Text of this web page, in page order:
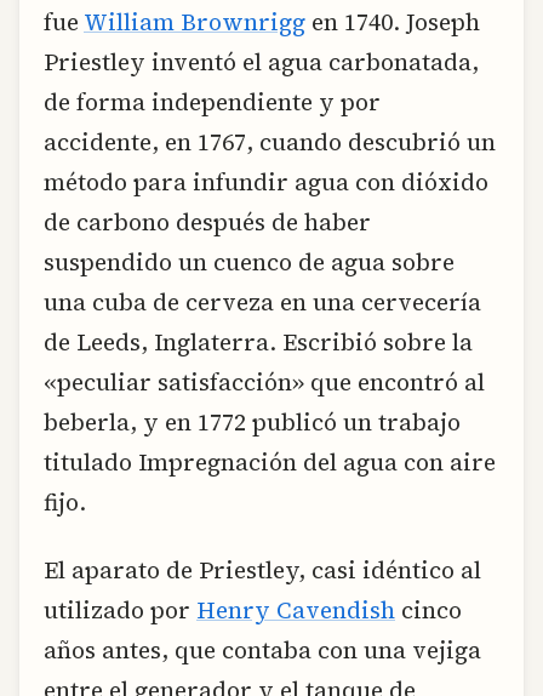
fue William Brownrigg en 1740. Joseph
Priestley inventó el agua carbonatada,
de forma independiente y por
accidente, en 1767, cuando descubrió un
método para infundir agua con dióxido
de carbono después de haber
suspendido un cuenco de agua sobre
una cuba de cerveza en una cervecería
de Leeds, Inglaterra. Escribió sobre la
«peculiar satisfacción» que encontró al
beberla, y en 1772 publicó un trabajo
titulado Impregnación del agua con aire
fijo.
El aparato de Priestley, casi idéntico al
utilizado por Henry Cavendish cinco
años antes, que contaba con una vejiga
entre el generador y el tanque de